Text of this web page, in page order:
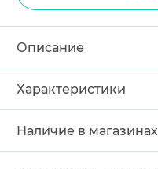
Описание
Характеристики
Наличие в магазинах